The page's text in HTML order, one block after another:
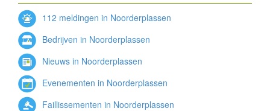
112 meldingen in Noorderplassen
Bedrijven in Noorderplassen
Nieuws in Noorderplassen
Evenementen in Noorderplassen
Faillissementen in Noorderplassen